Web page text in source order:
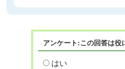
アンケート:この回答は役
はい